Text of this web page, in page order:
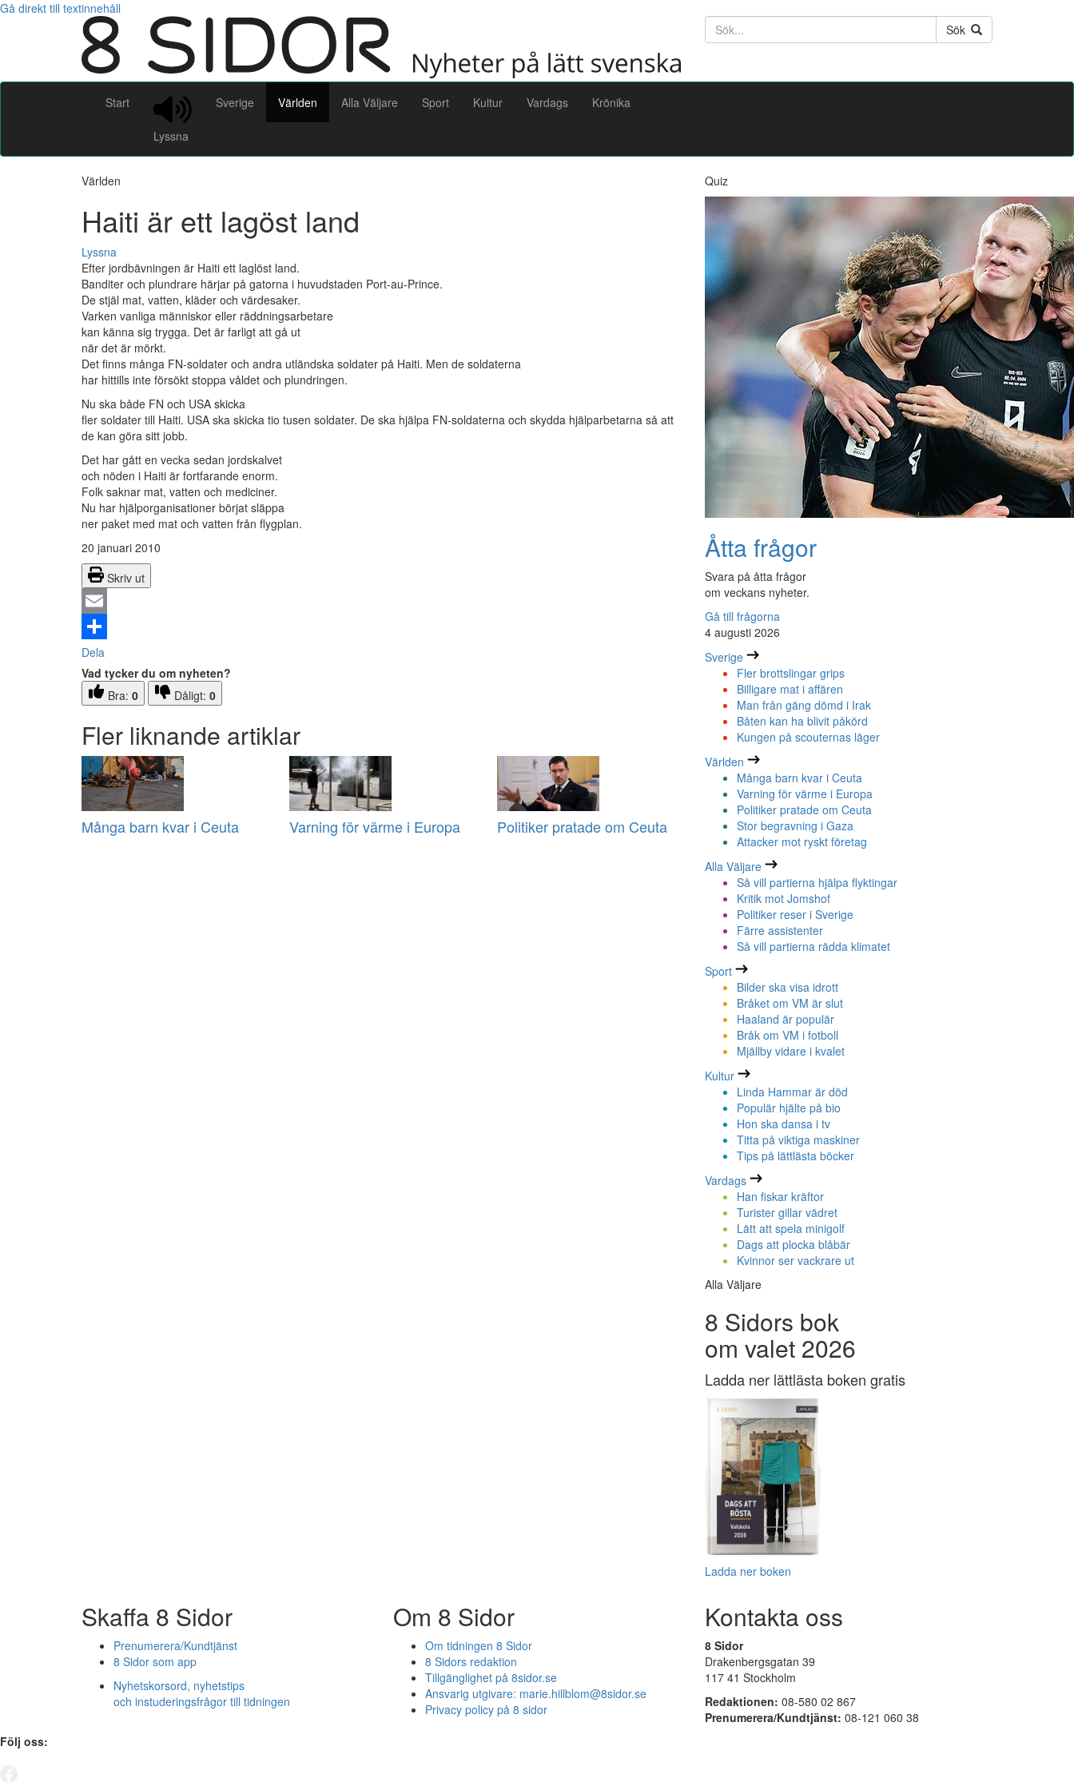
Gå direkt till textinnehåll
Söktext
Sök
Start
Lyssna
Sverige Världen Alla Väljare Sport Kultur Vardags Krönika
Världen
Haiti är ett lagöst land
Lyssna
Efter jordbävningen är Haiti ett laglöst land.
Banditer och plundrare härjar på gatorna i huvudstaden Port-au-Prince.
De stjäl mat, vatten, kläder och värdesaker.
Varken vanliga människor eller räddningsarbetare
kan känna sig trygga. Det är farligt att gå ut
när det är mörkt.
Det finns många FN-soldater och andra utländska soldater på Haiti. Men de soldaterna
har hittills inte försökt stoppa våldet och plundringen.
Nu ska både FN och USA skicka
fler soldater till Haiti. USA ska skicka tio tusen soldater. De ska hjälpa FN-soldaterna och skydda hjälparbetarna så att
de kan göra sitt jobb.
Det har gått en vecka sedan jordskalvet
och nöden i Haiti är fortfarande enorm.
Folk saknar mat, vatten och mediciner.
Nu har hjälporganisationer börjat släppa
ner paket med mat och vatten från flygplan.
20 januari 2010
Skriv ut
Email
Dela
Vad tycker du om nyheten?
Bra: 0 Dåligt: 0
Fler liknande artiklar
Många barn kvar i Ceuta Varning för värme i Europa Politiker pratade om Ceuta
Quiz
Åtta frågor
Svara på åtta frågor
om veckans nyheter.
Gå till frågorna
4 augusti 2026
Sverige
Fler brottslingar grips
Billigare mat i affären
Man från gäng dömd i Irak
Båten kan ha blivit påkörd
Kungen på scouternas läger
Världen
Många barn kvar i Ceuta
Varning för värme i Europa
Politiker pratade om Ceuta
Stor begravning i Gaza
Attacker mot ryskt företag
Alla Väljare
Så vill partierna hjälpa flyktingar
Kritik mot Jomshof
Politiker reser i Sverige
Färre assistenter
Så vill partierna rädda klimatet
Sport
Bilder ska visa idrott
Bråket om VM är slut
Haaland är populär
Bråk om VM i fotboll
Mjällby vidare i kvalet
Kultur
Linda Hammar är död
Populär hjälte på bio
Hon ska dansa i tv
Titta på viktiga maskiner
Tips på lättlästa böcker
Vardags
Han fiskar kräftor
Turister gillar vädret
Lätt att spela minigolf
Dags att plocka blåbär
Kvinnor ser vackrare ut
Alla Väljare
8 Sidors bok
om valet 2026
Ladda ner lättlästa boken gratis
Ladda ner boken
Skaffa 8 Sidor
Prenumerera/Kundtjänst
8 Sidor som app
Nyhetskorsord, nyhetstips
och instuderingsfrågor till tidningen
Om 8 Sidor
Om tidningen 8 Sidor
8 Sidors redaktion
Tillgänglighet på 8sidor.se
Ansvarig utgivare: marie.hillblom@8sidor.se
Privacy policy på 8 sidor
Kontakta oss
8 Sidor
Drakenbergsgatan 39
117 41 Stockholm
Redaktionen: 08-580 02 867
Prenumerera/Kundtjänst: 08-121 060 38
Följ oss: